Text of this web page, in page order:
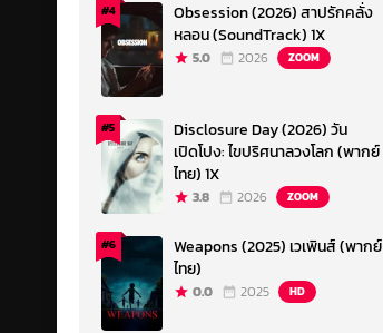
#4
Obsession (2026) สาปรักคลั่ง
หลอน (SoundTrack) 1X
5.0 2026 ZOOM
#5
Disclosure Day (2026) วัน
เปิดโปง: ไขปริศนาลวงโลก (พากย์
ไทย) 1X
3.8 2026 ZOOM
#6
Weapons (2025) เวเพินส์ (พากย์
ไทย)
0.0 2025 HD